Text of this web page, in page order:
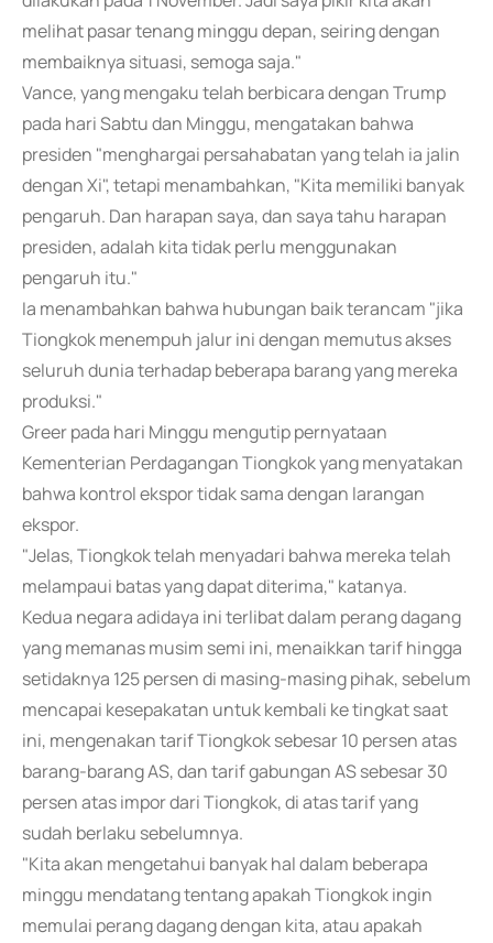
melihat pasar tenang minggu depan, seiring dengan
membaiknya situasi, semoga saja."
Vance, yang mengaku telah berbicara dengan Trump
pada hari Sabtu dan Minggu, mengatakan bahwa
presiden "menghargai persahabatan yang telah ia jalin
dengan Xi", tetapi menambahkan, "Kita memiliki banyak
pengaruh. Dan harapan saya, dan saya tahu harapan
presiden, adalah kita tidak perlu menggunakan
pengaruh itu."
Ia menambahkan bahwa hubungan baik terancam "jika
Tiongkok menempuh jalur ini dengan memutus akses
seluruh dunia terhadap beberapa barang yang mereka
produksi."
Greer pada hari Minggu mengutip pernyataan
Kementerian Perdagangan Tiongkok yang menyatakan
bahwa kontrol ekspor tidak sama dengan larangan
ekspor.
"Jelas, Tiongkok telah menyadari bahwa mereka telah
melampaui batas yang dapat diterima," katanya.
Kedua negara adidaya ini terlibat dalam perang dagang
yang memanas musim semi ini, menaikkan tarif hingga
setidaknya 125 persen di masing-masing pihak, sebelum
mencapai kesepakatan untuk kembali ke tingkat saat
ini, mengenakan tarif Tiongkok sebesar 10 persen atas
barang-barang AS, dan tarif gabungan AS sebesar 30
persen atas impor dari Tiongkok, di atas tarif yang
sudah berlaku sebelumnya.
"Kita akan mengetahui banyak hal dalam beberapa
minggu mendatang tentang apakah Tiongkok ingin
memulai perang dagang dengan kita, atau apakah